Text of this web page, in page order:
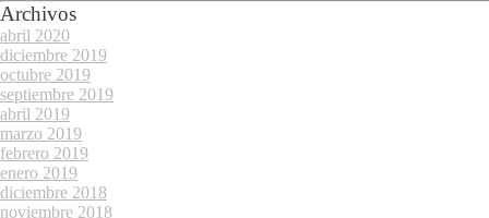
Archivos
abril 2020
diciembre 2019
octubre 2019
septiembre 2019
abril 2019
marzo 2019
febrero 2019
enero 2019
diciembre 2018
noviembre 2018